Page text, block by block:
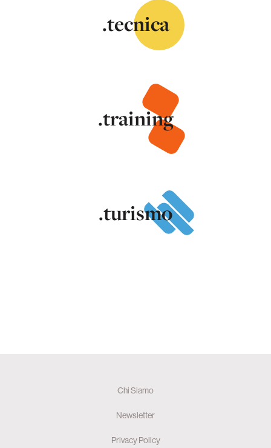
.tecnica
.training
.turismo
Chi Siamo
Newsletter
Privacy Policy